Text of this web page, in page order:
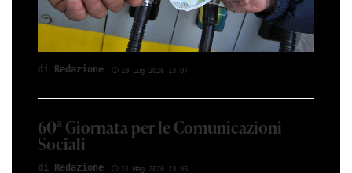
di Red­azio­ne 19 Lug 2026 13:07
60ª Giornata per le Comunicazioni
Sociali
di Red­azio­ne 11 Mag 2026 23:05